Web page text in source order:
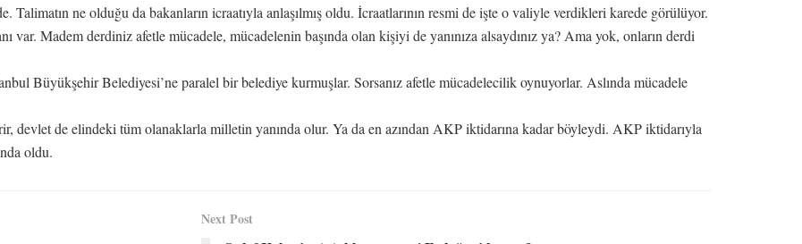
ne olduğu da bakanların icraatıyla anlaşılmış oldu. İcraatlarının resmi de işte o valiyle verdikleri karede görülüyor.
var. Madem derdiniz afetle mücadele, mücadelenin başında olan kişiyi de yanınıza alsaydınız ya? Ama yok, onların derdi
Büyükşehir Belediyesi’ne paralel bir belediye kurmuşlar. Sorsanız afetle mücadelecilik oynuyorlar. Aslında mücadele
devlet de elindeki tüm olanaklarla milletin yanında olur. Ya da en azından AKP iktidarına kadar böyleydi. AKP iktidarıyla
oldu.
Next Post